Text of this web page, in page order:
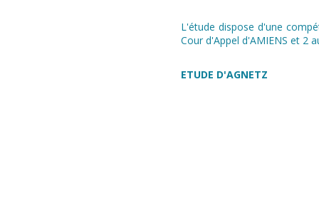
L'étude dispose d'une
Cour d'Appel d'AMIENS et 2
ETUDE D'AGNETZ